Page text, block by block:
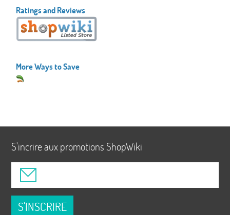
Ratings and Reviews
More Ways to Save
S'incrire aux promotions ShopWiki
S'INSCRIRE